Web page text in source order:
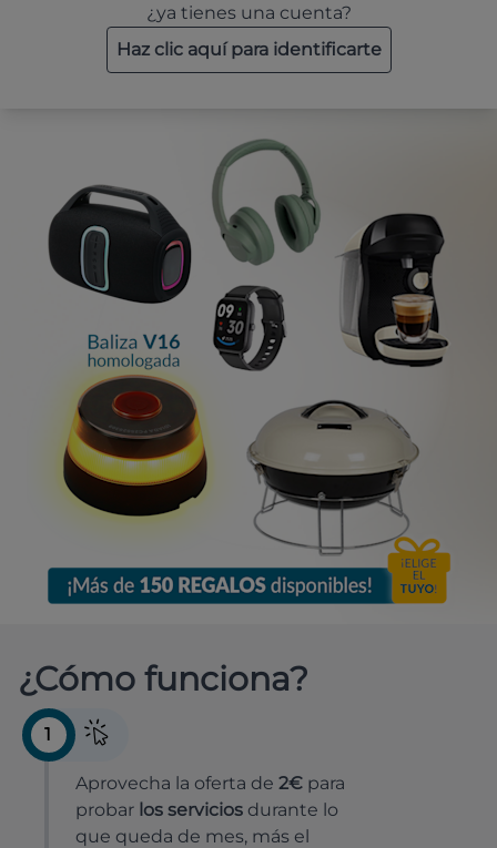
¿ya tienes una cuenta?
Haz clic aquí para identificarte
¿Cómo funciona?
1
Aprovecha la oferta de 2€ para
probar los servicios durante lo
que queda de mes, más el